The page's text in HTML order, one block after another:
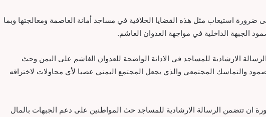
استيعاب مثل هذه القضايا الخلافية في مساجد أمانة العاصمة ومعالجتها وبما
الجبهة الداخلية في مواجهة العدوان الغاشم.
الرسالة الارشادية للمساجد في الادانة الواضحة للعدوان الغاشم على اليمن وحث
والتماسك المجتمعي والذي يجعل المجتمع اليمني عصيا لأي محاولات لاختراقه
ان تتضمن الرسالة الارشادية للمساجد حث المواطنين على دعم الجبهات بالمال